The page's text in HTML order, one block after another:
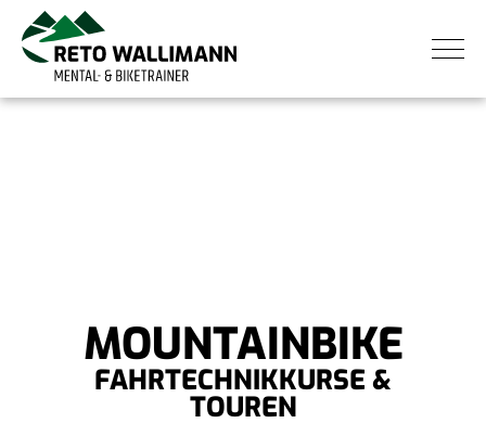
MOUNTAINBIKE
FAHRTECHNIKKURSE &
TOUREN